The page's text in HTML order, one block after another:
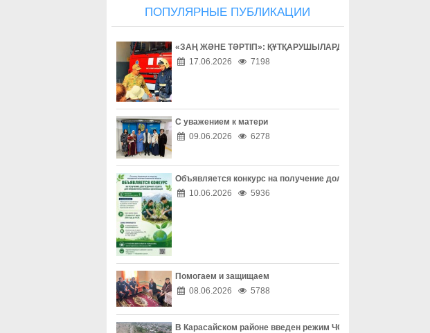
06.08 Безопасность начинается с ответственности
06.08 Бытовое насилие - не семейное дело
06.08 Инвестиции в здоровье
06.08 Борьба с наркоманией выходит на новый уровень
06.08 Наркотическая зависимость разрушает здоровье
06.08 Собственник обязан соблюдать законодательство
06.08 Опасный обгон – риск для каждого
06.08 Перекресток, где победила вежливость
06.08 Право собственности - основа доверия
ПОПУЛЯРНЫЕ ПУБЛИКАЦИИ
«ЗАҢ ЖӘНЕ ТӘРТІП»: ҚҰТҚАРУШЫЛАРДЫҢ ЕҢБЕГІМЕН
17.06.2026
7198
С уважением к матери
09.06.2026
6278
Объявляется конкурс на получение долгосрочного гранта
10.06.2026
5936
Помогаем и защищаем
08.06.2026
5788
В Карасайском районе введен режим ЧС местного масштаба